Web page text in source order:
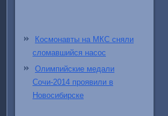
Космонавты на МКС сняли
сломавшийся насос
Олимпийские медали
Сочи-2014 проявили в
Новосибирске